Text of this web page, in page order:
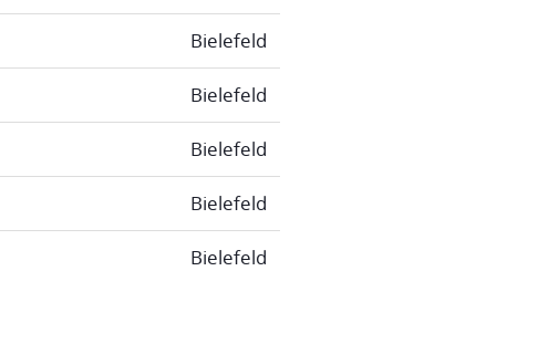
Bielefeld
Bielefeld
Bielefeld
Bielefeld
Bielefeld